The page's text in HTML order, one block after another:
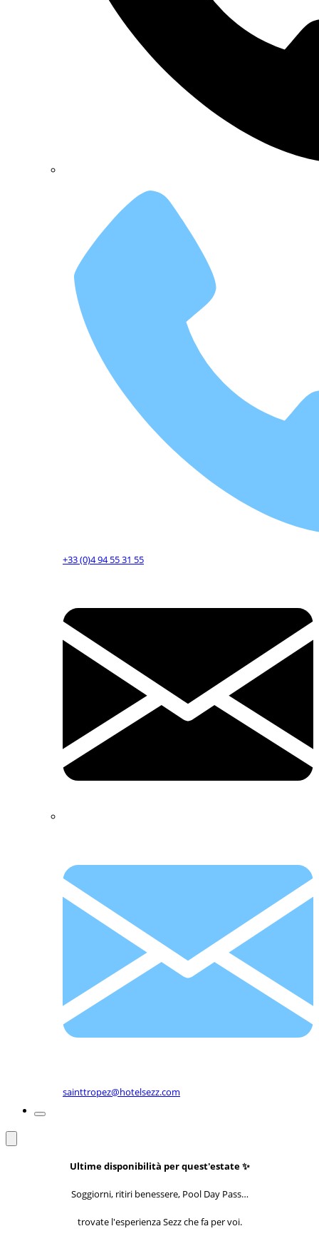
+33 (0)4 94 55 31 55
sainttropez@hotelsezz.com
Ultime disponibilità per quest'estate ✨
Soggiorni, ritiri benessere, Pool Day Pass…
trovate l'esperienza Sezz che fa per voi.